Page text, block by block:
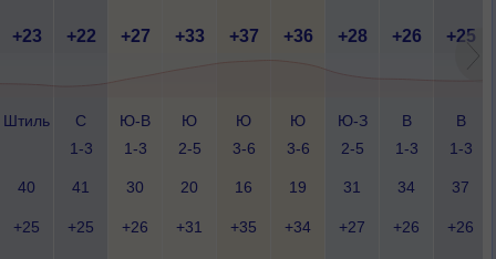
+23 +22 +27 +33 +37 +36 +28 +26 +25
Штиль
С
1-3
Ю-В
1-3
Ю
2-5
Ю
3-6
Ю
3-6
Ю-З
2-5
В
1-3
В
1-3
40 41 30 20 16 19 31 34 37
+25 +25 +26 +31 +35 +34 +27 +26 +26